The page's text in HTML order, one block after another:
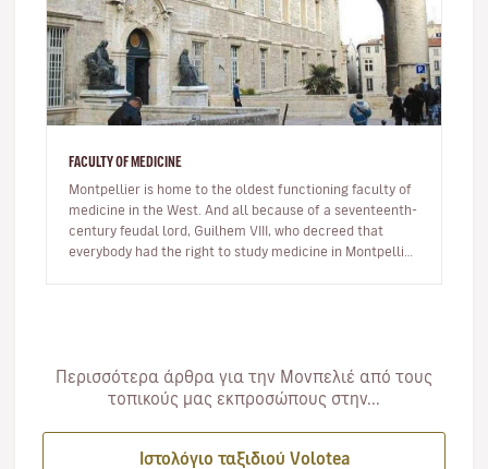
FACULTY OF MEDICINE
Montpellier is home to the oldest functioning faculty of
medicine in the West. And all because of a seventeenth-
century feudal lord, Guilhem VIII, who decreed that
everybody had the right to study medicine in Montpellier,
Περισσότερα άρθρα για την Μονπελιέ από τους
τοπικούς μας εκπροσώπους στην...
Ιστολόγιο ταξιδιού Volotea